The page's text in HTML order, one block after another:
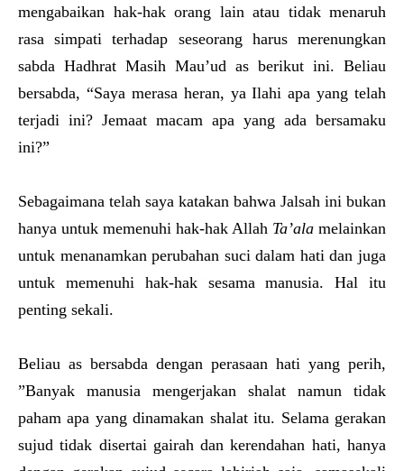
mengabaikan hak-hak orang lain atau tidak menaruh
rasa simpati terhadap seseorang harus merenungkan
sabda Hadhrat Masih Mau’ud as berikut ini. Beliau
bersabda, “Saya merasa heran, ya Ilahi apa yang telah
terjadi ini? Jemaat macam apa yang ada bersamaku
ini?”
Sebagaimana telah saya katakan bahwa Jalsah ini bukan
hanya untuk memenuhi hak-hak Allah Ta’ala melainkan
untuk menanamkan perubahan suci dalam hati dan juga
untuk memenuhi hak-hak sesama manusia. Hal itu
penting sekali.
Beliau as bersabda dengan perasaan hati yang perih,
”Banyak manusia mengerjakan shalat namun tidak
paham apa yang dinamakan shalat itu. Selama gerakan
sujud tidak disertai gairah dan kerendahan hati, hanya